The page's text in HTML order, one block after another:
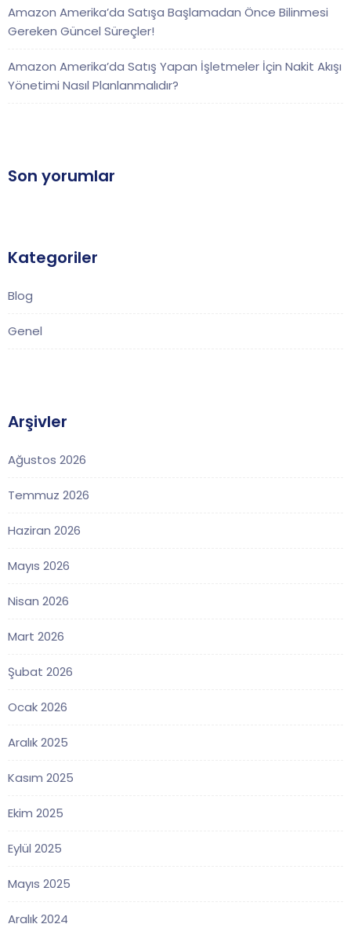
Amazon Amerika’da Satışa Başlamadan Önce Bilinmesi
Gereken Güncel Süreçler!
Amazon Amerika’da Satış Yapan İşletmeler İçin Nakit Akışı
Yönetimi Nasıl Planlanmalıdır?
Son yorumlar
Kategoriler
Blog
Genel
Arşivler
Ağustos 2026
Temmuz 2026
Haziran 2026
Mayıs 2026
Nisan 2026
Mart 2026
Şubat 2026
Ocak 2026
Aralık 2025
Kasım 2025
Ekim 2025
Eylül 2025
Mayıs 2025
Aralık 2024